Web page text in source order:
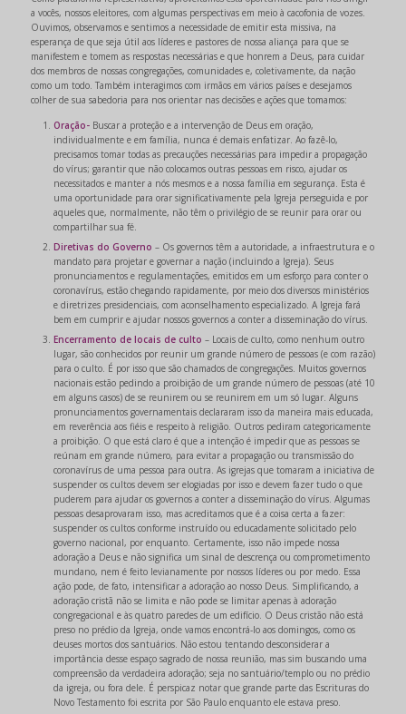
a vocês, nossos eleitores, com algumas perspectivas em meio à cacofonia de vozes.
Ouvimos, observamos e sentimos a necessidade de emitir esta missiva, na
esperança de que seja útil aos líderes e pastores de nossa aliança para que se
manifestem e tomem as respostas necessárias e que honrem a Deus, para cuidar
dos membros de nossas congregações, comunidades e, coletivamente, da nação
como um todo. Também interagimos com irmãos em vários países e desejamos
colher de sua sabedoria para nos orientar nas decisões e ações que tomamos:
Oração-Buscar a proteção e a intervenção de Deus em oração,
individualmente e em família, nunca é demais enfatizar. Ao fazê-lo,
precisamos tomar todas as precauções necessárias para impedir a propagação
do vírus; garantir que não colocamos outras pessoas em risco, ajudar os
necessitados e manter a nós mesmos e a nossa família em segurança. Esta é
uma oportunidade para orar significativamente pela Igreja perseguida e por
aqueles que, normalmente, não têm o privilégio de se reunir para orar ou
compartilhar sua fé.
Diretivas do Governo – Os governos têm a autoridade, a infraestrutura e o
mandato para projetar e governar a nação (incluindo a Igreja). Seus
pronunciamentos e regulamentações, emitidos em um esforço para conter o
coronavírus, estão chegando rapidamente, por meio dos diversos ministérios
e diretrizes presidenciais, com aconselhamento especializado. A Igreja fará
bem em cumprir e ajudar nossos governos a conter a disseminação do vírus.
Encerramento de locais de culto – Locais de culto, como nenhum outro
lugar, são conhecidos por reunir um grande número de pessoas (e com razão)
para o culto. É por isso que são chamados de congregações. Muitos governos
nacionais estão pedindo a proibição de um grande número de pessoas (até 10
em alguns casos) de se reunirem ou se reunirem em um só lugar. Alguns
pronunciamentos governamentais declararam isso da maneira mais educada,
em reverência aos fiéis e respeito à religião. Outros pediram categoricamente
a proibição. O que está claro é que a intenção é impedir que as pessoas se
reúnam em grande número, para evitar a propagação ou transmissão do
coronavírus de uma pessoa para outra. As igrejas que tomaram a iniciativa de
suspender os cultos devem ser elogiadas por isso e devem fazer tudo o que
puderem para ajudar os governos a conter a disseminação do vírus. Algumas
pessoas desaprovaram isso, mas acreditamos que é a coisa certa a fazer:
suspender os cultos conforme instruído ou educadamente solicitado pelo
governo nacional, por enquanto. Certamente, isso não impede nossa
adoração a Deus e não significa um sinal de descrença ou comprometimento
mundano, nem é feito levianamente por nossos líderes ou por medo. Essa
ação pode, de fato, intensificar a adoração ao nosso Deus. Simplificando, a
adoração cristã não se limita e não pode se limitar apenas à adoração
congregacional e às quatro paredes de um edifício. O Deus cristão não está
preso no prédio da Igreja, onde vamos encontrá-lo aos domingos, como os
deuses mortos dos santuários. Não estou tentando desconsiderar a
importância desse espaço sagrado de nossa reunião, mas sim buscando uma
compreensão da verdadeira adoração; seja no santuário/templo ou no prédio
da igreja, ou fora dele. É perspicaz notar que grande parte das Escrituras do
Novo Testamento foi escrita por São Paulo enquanto ele estava preso.